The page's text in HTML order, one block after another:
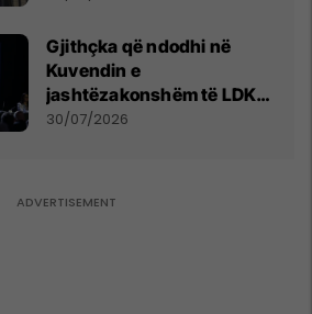
Gjithçka që ndodhi në
Kuvendin e
jashtëzakonshëm të LDK-
së
30/07/2026